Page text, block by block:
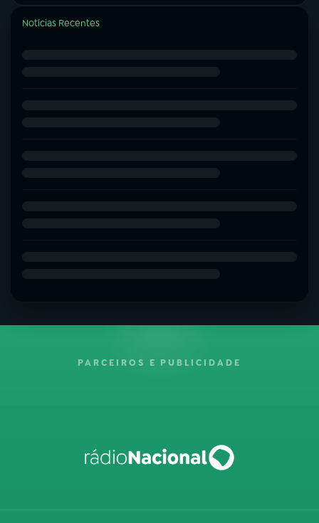
Notícias Recentes
PARCEIROS E PUBLICIDADE